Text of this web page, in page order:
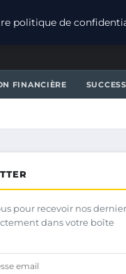
FINANCIÈRE
pour recevoir nos
dans votre boîte
politique de